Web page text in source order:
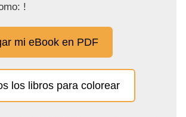
!
mi eBook en PDF
los libros para colorear